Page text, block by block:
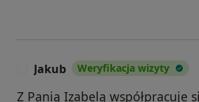
Jakub Weryfikacja wizyty
Z Panią Izabelą współpracuje